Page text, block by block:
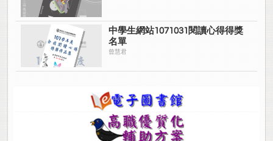
中學生網站1071031閱讀心得得獎
名單
曾慧君